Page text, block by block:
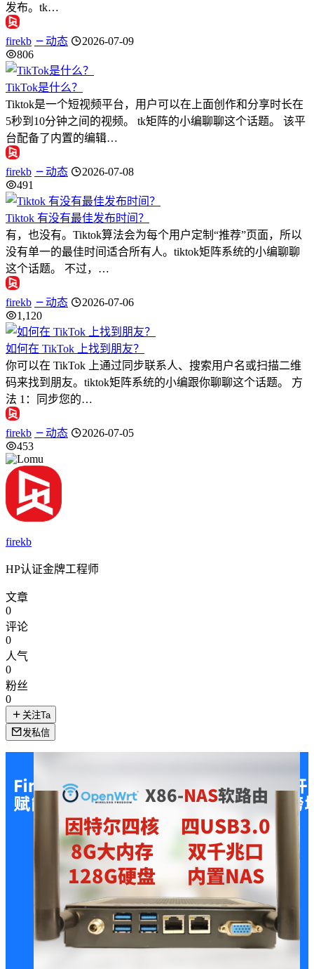
发布。tk…
firekb 动态
2026-07-09
806
TikTok是什么？
Tiktok是一个短视频平台，用户可以在上面创作和分享时长在
5秒到10分钟之间的视频。 tk矩阵的小编聊聊这个话题。 该平
台配备了内置的编辑…
firekb 动态
2026-07-08
491
Tiktok 有没有最佳发布时间？
有，也没有。Tiktok算法会为每个用户定制“推荐”页面，所以
没有单一的最佳时间适合所有人。tiktok矩阵系统的小编聊聊
这个话题。 不过，…
firekb 动态
2026-07-06
1,120
如何在 TikTok 上找到朋友？
你可以在 TikTok 上通过同步联系人、搜索用户名或扫描二维
码来找到朋友。tiktok矩阵系统的小编跟你聊聊这个话题。 方
法 1：同步您的…
firekb 动态
2026-07-05
453
firekb
HP认证金牌工程师
文章
0
评论
0
人气
0
粉丝
0
关注Ta
发私信